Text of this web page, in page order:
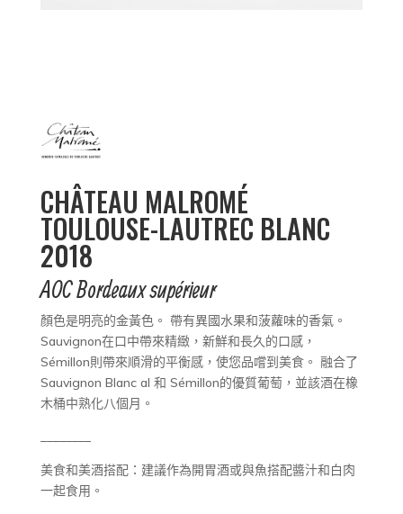
CHÂTEAU MALROMÉ
TOULOUSE-LAUTREC BLANC
2018
AOC Bordeaux supérieur
顏色是明亮的金黃色。 帶有異國水果和菠蘿味的香氣。
Sauvignon在口中帶來精緻，新鮮和長久的口感，
Sémillon則帶來順滑的平衡感，使您品嚐到美食。 融合了
Sauvignon Blanc al 和 Sémillon的優質葡萄，並該酒在橡
木桶中熟化八個月。
美食和美酒搭配：建議作為開胃酒或與魚搭配醬汁和白肉
一起食用。